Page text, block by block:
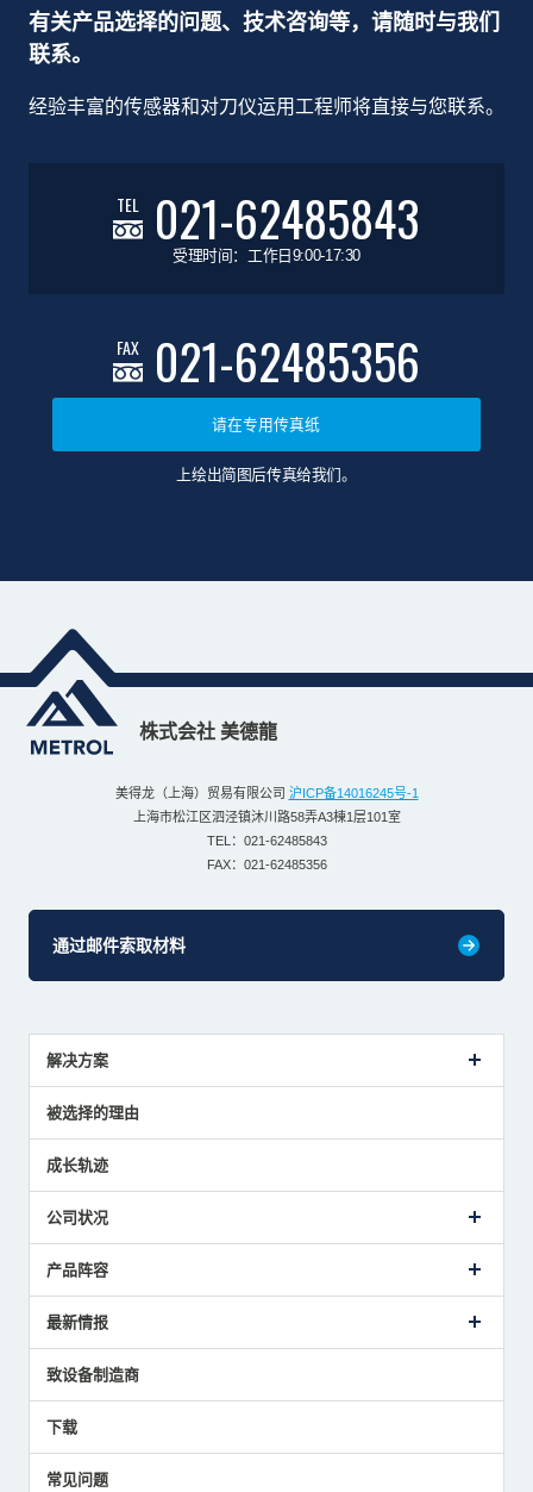
有关产品选择的问题、技术咨询等，请随时与我们
联系。
经验丰富的传感器和对刀仪运用工程师将直接与您联系。
TEL 021-62485843
受理时间：工作日9:00-17:30
FAX 021-62485356
请在专用传真纸
上绘出简图后传真给我们。
株式会社 美德龍
美得龙（上海）贸易有限公司 沪ICP备14016245号-1
上海市松江区泗泾镇沐川路58弄A3棟1层101室
TEL：021-62485843
FAX：021-62485356
通过邮件索取材料
解决方案
解决方案建议
被选择的理由
成长轨迹
公司状况
致词
主要获奖经历
国家/地区/语言
产品阵容
对刀仪
气压式精密定位传感器
最新情报
美德龙的技术
员工博客
中小企业BCP地震对策
致设备制造商
下载
常见问题